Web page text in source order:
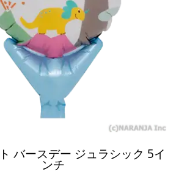
バースデー ジュラシック 5イ
ンチ